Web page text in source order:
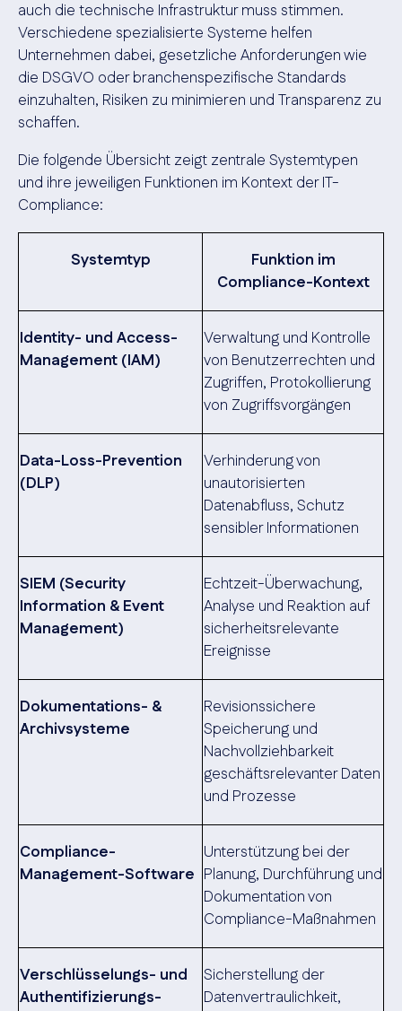
auch die technische Infrastruktur muss stimmen.
Verschiedene spezialisierte Systeme helfen
Unternehmen dabei, gesetzliche Anforderungen wie
die DSGVO oder branchenspezifische Standards
einzuhalten, Risiken zu minimieren und Transparenz zu
schaffen.
Die folgende Übersicht zeigt zentrale Systemtypen
und ihre jeweiligen Funktionen im Kontext der IT-
Compliance:
Systemtyp
Funktion im
Compliance-Kontext
Identity- und Access-
Management (IAM)
Verwaltung und Kontrolle
von Benutzerrechten und
Zugriffen, Protokollierung
von Zugriffsvorgängen
Data-Loss-Prevention
(DLP)
Verhinderung von
unautorisierten
Datenabfluss, Schutz
sensibler Informationen
SIEM (Security
Information & Event
Management)
Echtzeit-Überwachung,
Analyse und Reaktion auf
sicherheitsrelevante
Ereignisse
Dokumentations- &
Archivsysteme
Revisionssichere
Speicherung und
Nachvollziehbarkeit
geschäftsrelevanter Daten
und Prozesse
Compliance-
Management-Software
Unterstützung bei der
Planung, Durchführung und
Dokumentation von
Compliance-Maßnahmen
Verschlüsselungs- und
Authentifizierungs-
Sicherstellung der
Datenvertraulichkeit,